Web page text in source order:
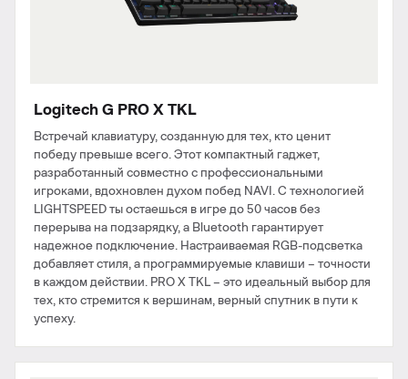
Logitech G PRO X TKL
Встречай клавиатуру, созданную для тех, кто ценит
победу превыше всего. Этот компактный гаджет,
разработанный совместно с профессиональными
игроками, вдохновлен духом побед NAVI. С технологией
LIGHTSPEED ты остаешься в игре до 50 часов без
перерыва на подзарядку, а Bluetooth гарантирует
надежное подключение. Настраиваемая RGB-подсветка
добавляет стиля, а программируемые клавиши – точности
в каждом действии. PRO X TKL – это идеальный выбор для
тех, кто стремится к вершинам, верный спутник в пути к
успеху.